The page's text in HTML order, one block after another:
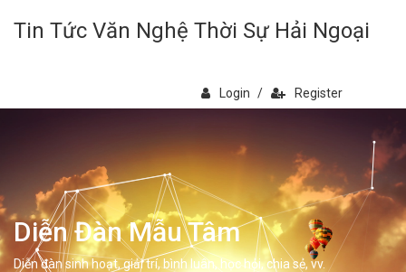
Tin Tức Văn Nghệ Thời Sự Hải Ngoại
Login / Register
Diễn Đàn Mẫu Tâm
Diễn đàn sinh hoạt, giải trí, bình luân, học hỏi, chia sẻ, vv.